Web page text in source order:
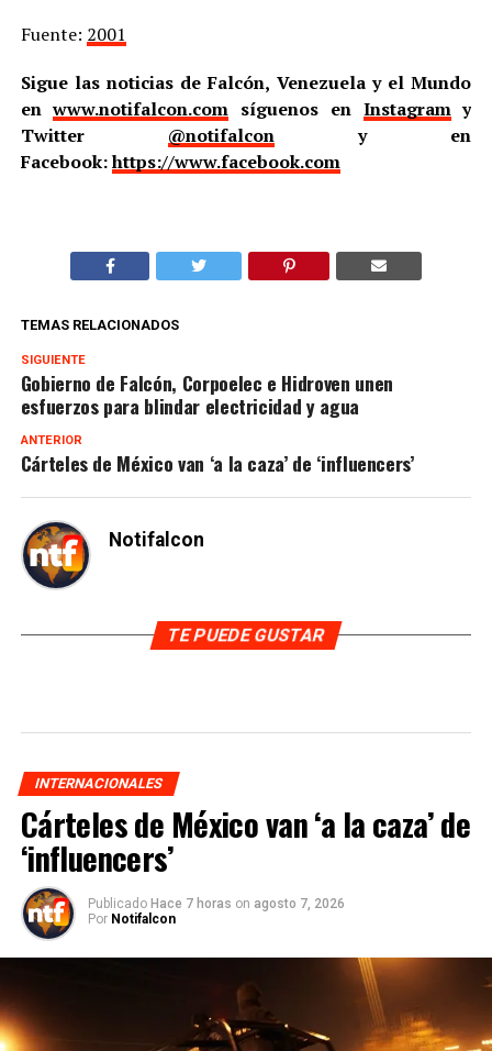
Fuente: 2001
Sigue las noticias de Falcón, Venezuela y el Mundo
enwww.notifalcon.com síguenos en Instagramy
Twitter @notifalcony en
Facebook:https://www.facebook.com
TEMAS RELACIONADOS
SIGUIENTE
Gobierno de Falcón, Corpoelec e Hidroven unen
esfuerzos para blindar electricidad y agua
ANTERIOR
Cárteles de México van ‘a la caza’ de ‘influencers’
Notifalcon
TE PUEDE GUSTAR
INTERNACIONALES
Cárteles de México van ‘a la caza’ de
‘influencers’
Publicado Hace 7 horas on agosto 7, 2026
Por Notifalcon